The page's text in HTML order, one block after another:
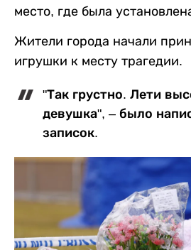
место, где была
Жители города начали
игрушки к месту трагедии.
"Так грустно. Лети
девушка", – было
записок.